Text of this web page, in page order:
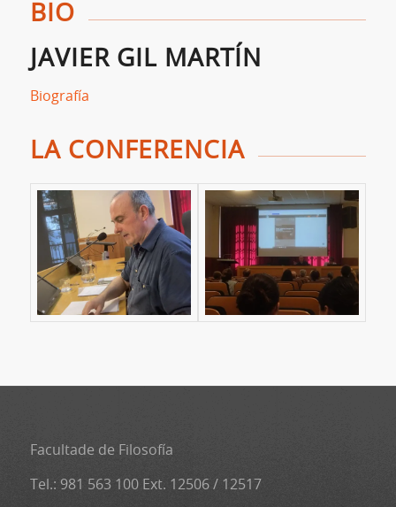
BIO
JAVIER GIL MARTÍN
Biografía
LA CONFERENCIA
Facultade de Filosofía
Tel.: 981 563 100 Ext. 12506 / 12517